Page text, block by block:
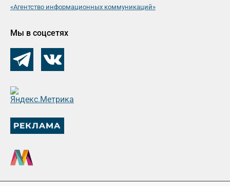
«Агентство информационных коммуникаций»
Мы в соцсетях